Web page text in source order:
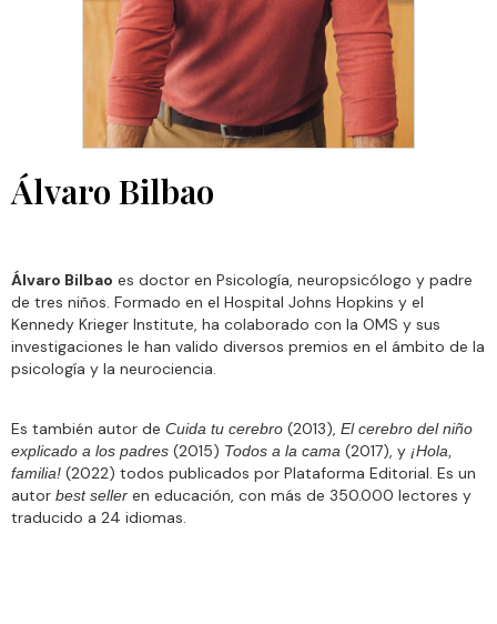
Álvaro Bilbao
Álvaro Bilbao es doctor en Psicología, neuropsicólogo y padre
de tres niños. Formado en el Hospital Johns Hopkins y el
Kennedy Krieger Institute, ha colaborado con la OMS y sus
investigaciones le han valido diversos premios en el ámbito de la
psicología y la neurociencia.
Es también autor de Cuida tu cerebro (2013), El cerebro del niño
explicado a los padres (2015) Todos a la cama (2017), y ¡Hola,
familia! (2022) todos publicados por Plataforma Editorial. Es un
autor best seller en educación, con más de 350.000 lectores y
traducido a 24 idiomas.